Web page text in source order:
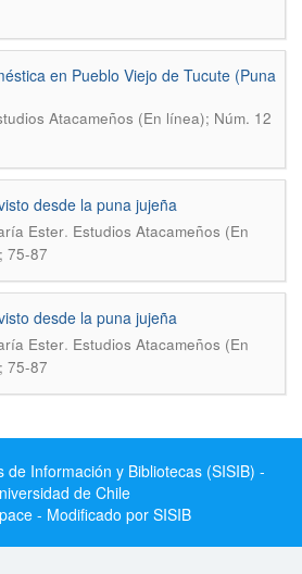
en Pueblo Viejo de Tucute (Puna
Atacameños (En línea); Núm. 12
desde la puna jujeña
Ester. Estudios Atacameños (En
75-87
desde la puna jujeña
Ester. Estudios Atacameños (En
75-87
de Información y Bibliotecas (SISIB) -
de Chile
- Modificado por SISIB